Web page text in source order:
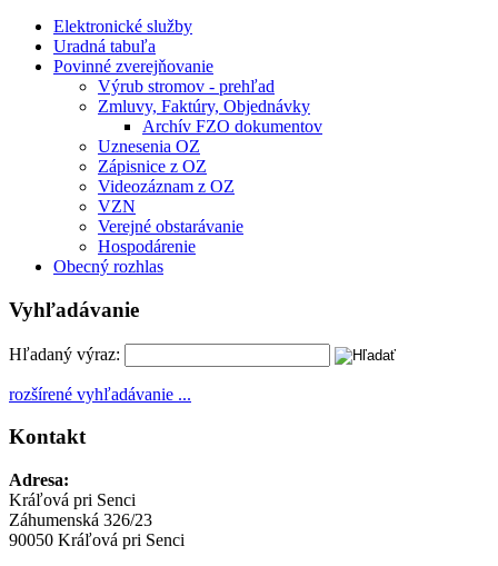
Elektronické služby
Uradná tabuľa
Povinné zverejňovanie
Výrub stromov - prehľad
Zmluvy, Faktúry, Objednávky
Archív FZO dokumentov
Uznesenia OZ
Zápisnice z OZ
Videozáznam z OZ
VZN
Verejné obstarávanie
Hospodárenie
Obecný rozhlas
Vyhľadávanie
Hľadaný výraz:
rozšírené vyhľadávanie ...
Kontakt
Adresa:
Kráľová pri Senci
Záhumenská 326/23
90050 Kráľová pri Senci